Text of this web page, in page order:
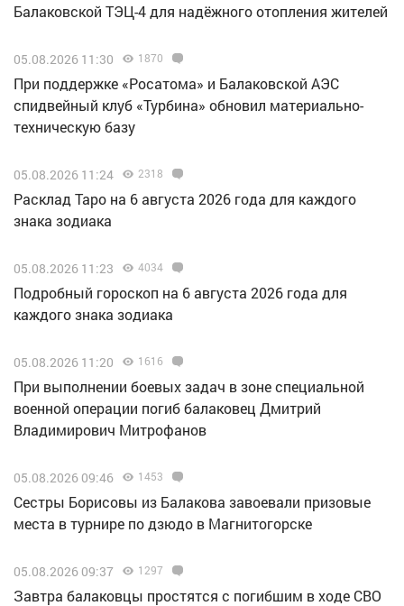
Балаковской ТЭЦ-4 для надёжного отопления жителей
05.08.2026 11:30 1870
При поддержке «Росатома» и Балаковской АЭС
спидвейный клуб «Турбина» обновил материально-
техническую базу
05.08.2026 11:24 2318
Расклад Таро на 6 августа 2026 года для каждого
знака зодиака
05.08.2026 11:23 4034
Подробный гороскоп на 6 августа 2026 года для
каждого знака зодиака
05.08.2026 11:20 1616
При выполнении боевых задач в зоне специальной
военной операции погиб балаковец Дмитрий
Владимирович Митрофанов
05.08.2026 09:46 1453
Сестры Борисовы из Балакова завоевали призовые
места в турнире по дзюдо в Магнитогорске
05.08.2026 09:37 1297
Завтра балаковцы простятся с погибшим в ходе СВО